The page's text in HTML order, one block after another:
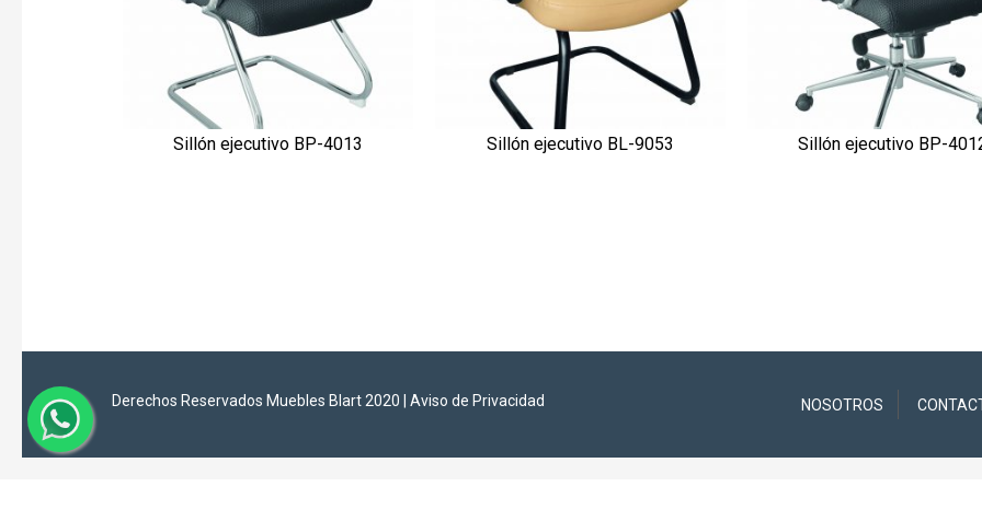
VISTA RÁPIDA
Sillón ejecutivo BP-4013 VISTA RÁPIDA
Sillón ejecutivo BL-9053 VISTA RÁPIDA
Sillón ejecutivo BP-
Derechos Reservados Muebles Blart 2020 | Aviso de Privacidad NOSOTROS